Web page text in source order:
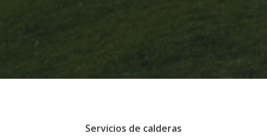
Servicios de calderas